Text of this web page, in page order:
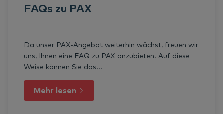
FAQs zu PAX
Da unser PAX-Angebot weiterhin wächst, freuen wir
uns, Ihnen eine FAQ zu PAX anzubieten. Auf diese
Weise können Sie das...
Mehr lesen